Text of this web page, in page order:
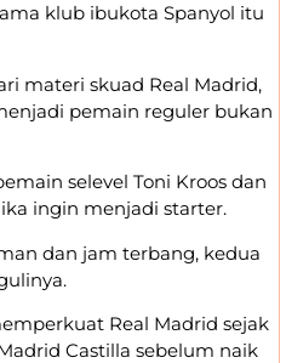
klub ibukota Spanyol itu
materi skuad Real Madrid,
pemain reguler bukan
selevel Toni Kroos dan
ingin menjadi starter.
dan jam terbang, kedua
Real Madrid sejak
Castilla sebelum naik